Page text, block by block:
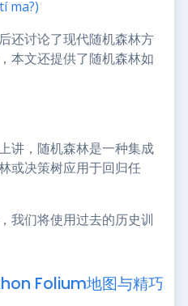
ma?)
还讨论了现代随机森林方
本文还提供了随机森林如
讲，随机森林是一种集成
或决策树应用于回归任
我们将使用过去的历史训
Folium地图与精巧